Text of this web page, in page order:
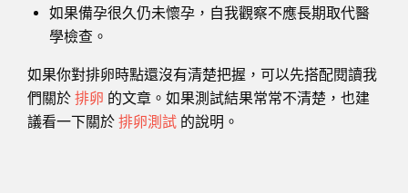
如果備孕很久仍未懷孕，自我觀察不應長期取代醫
學檢查。
如果你對排卵時點還沒有清楚把握，可以先搭配閱讀我
們關於 排卵 的文章。如果測試結果常常不清楚，也建
議看一下關於 排卵測試 的說明。